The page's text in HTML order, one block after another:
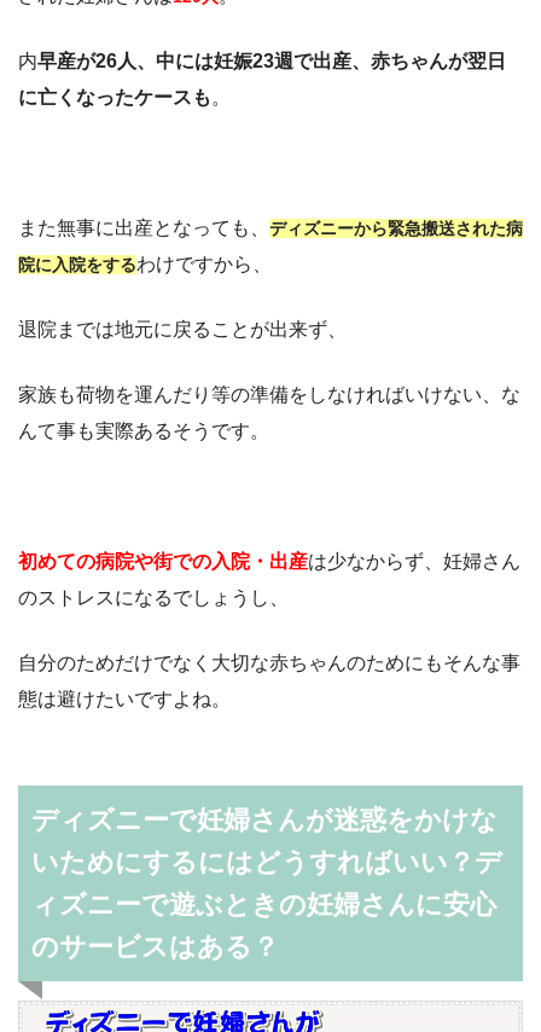
内早産が26人、中には妊娠23週で出産、赤ちゃんが翌日
に亡くなったケースも 。
また無事に出産となっても、 ディズニーから緊急搬送された病
院に入院をするわけですから、
退院までは地元に戻ることが出来ず、
家族も荷物を運んだり等の準備をしなければいけない、な
んて事も実際あるそうです。
初めての病院や街での入院・出産は少なからず、妊婦さん
のストレスになるでしょうし、
自分のためだけでなく大切な赤ちゃんのためにもそんな事
態は避けたいですよね。
ディズニーで妊婦さんが迷惑をかけな
いためにするにはどうすればいい？デ
ィズニーで遊ぶときの妊婦さんに安心
のサービスはある？